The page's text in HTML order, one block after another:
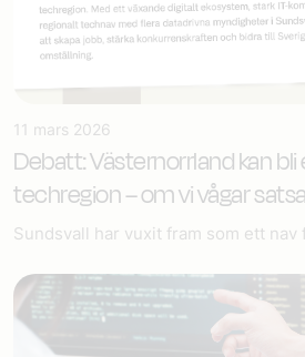
11 mars 2026
Debatt: Västernorrland kan bli
techregion – om vi vågar satsa
Sundsvall har vuxit fram som ett